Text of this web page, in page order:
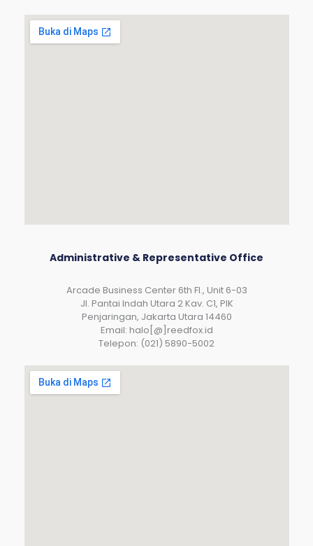
Administrative & Representative Office
Arcade Business Center 6th Fl., Unit 6-03
JI. Pantai Indah Utara 2 Kav. C1, PIK
Penjaringan, Jakarta Utara 14460
Email: halo[@]reedfox.id
Telepon: (021) 5890-5002